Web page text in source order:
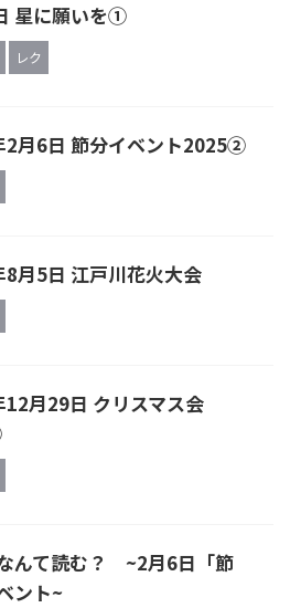
星に願いを①
レク
2月6日 節分イベント2025②
8月5日 江戸川花火大会
12月29日 クリスマス会
んて読む？ ~2月6日「節
ント~